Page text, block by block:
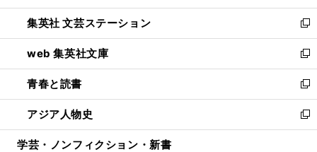
開
く
ウ
ィ
ン
ド
ウ
で
開
く
し
い
ウ
ィ
ン
ド
ウ
で
開
集英社 文芸ステーション
新
し
い
ウ
ィ
ン
ド
ウ
web 集英社文庫
新
し
い
ウ
ィ
ン
青春と読書
新
し
い
ウ
アジア人物史
新
し
学芸・ノンフィクション・新書